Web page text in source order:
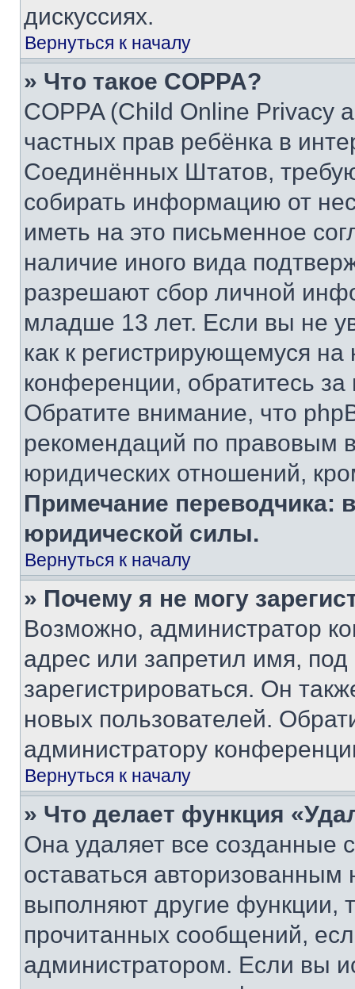
дискуссиях.
Вернуться к началу
» Что такое COPPA?
COPPA (Child Online Privacy
частных прав ребёнка в
Соединённых Штатов,
собирать информацию от
иметь на это письменное
наличие иного вида
разрешают сбор личной
младше 13 лет. Если вы не
как к регистрирующемуся
конференции, обратитесь
Обратите внимание, что
рекомендаций по правовым
юридических отношений,
Примечание переводчика:
юридической силы.
Вернуться к началу
» Почему я не могу
Возможно, администратор
адрес или запретил имя,
зарегистрироваться. Он
новых пользователей.
администратору
Вернуться к началу
» Что делает функция
Она удаляет все созданные
оставаться
выполняют другие функции,
прочитанных сообщений,
администратором. Если вы